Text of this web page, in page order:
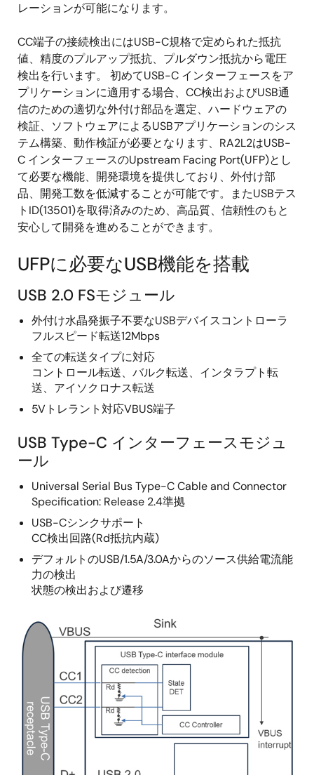
レーションが可能になります。
CC端子の接続検出にはUSB-C規格で定められた抵抗
値、精度のプルアップ抵抗、プルダウン抵抗から電圧
検出を行います。 初めてUSB-C インターフェースをア
プリケーションに適用する場合、CC検出およびUSB通
信のための適切な外付け部品を選定、ハードウェアの
検証、ソフトウェアによるUSBアプリケーションのシス
テム構築、動作検証が必要となります、RA2L2はUSB-
C インターフェースのUpstream Facing Port(UFP)とし
て必要な機能、開発環境を提供しており、外付け部
品、開発工数を低減することが可能です。またUSBテス
トID(13501)を取得済みのため、高品質、信頼性のもと
安心して開発を進めることができます。
UFPに必要なUSB機能を搭載
USB 2.0 FSモジュール
外付け水晶発振子不要なUSBデバイスコントローラ
フルスピード転送12Mbps
全ての転送タイプに対応
コントロール転送、バルク転送、インタラプト転
送、アイソクロナス転送
5Vトレラント対応VBUS端子
USB Type-C インターフェースモジュ
ール
Universal Serial Bus Type-C Cable and Connector
Specification: Release 2.4準拠
USB-Cシンクサポート
CC検出回路(Rd抵抗内蔵)
デフォルトのUSB/1.5A/3.0Aからのソース供給電流能
力の検出
状態の検出および遷移
像